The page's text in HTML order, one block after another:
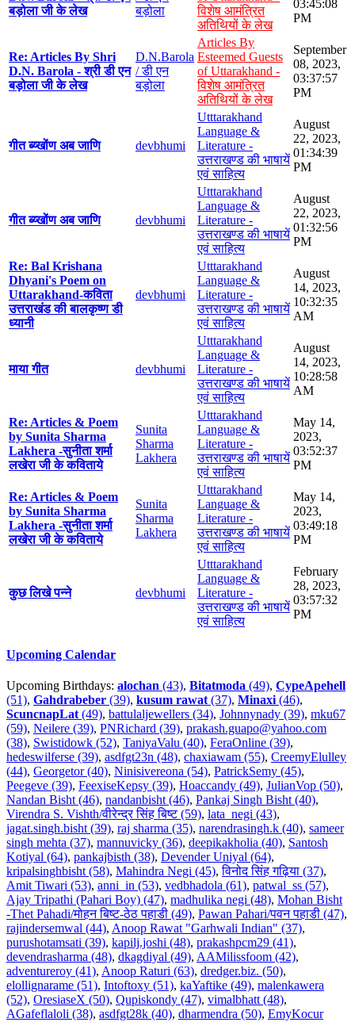
बड़ोला जी के लेख
बड़ोला
विशेष आमंत्रित
अतिथियों के लेख
03:45:08
PM
Re: Articles By Shri
D.N. Barola - श्री डी एन
बड़ोला जी के लेख
D.N.Barola
/ डी एन
बड़ोला
Articles By
Esteemed Guests
of Uttarakhand -
विशेष आमंत्रित
अतिथियों के लेख
September
08, 2023,
03:37:57
PM
गीत ब्य्खोंण अब जाणि devbhumi
Utttarakhand
Language &
Literature -
उत्तराखण्ड की भाषायें
एवं साहित्य
August
22, 2023,
01:34:39
PM
गीत ब्य्खोंण अब जाणि devbhumi
Utttarakhand
Language &
Literature -
उत्तराखण्ड की भाषायें
एवं साहित्य
August
22, 2023,
01:32:56
PM
Re: Bal Krishana
Dhyani's Poem on
Uttarakhand-कविता
उत्तराखंड की बालकृष्ण डी
ध्यानी
devbhumi
Utttarakhand
Language &
Literature -
उत्तराखण्ड की भाषायें
एवं साहित्य
August
14, 2023,
10:32:35
AM
माया गीत devbhumi
Utttarakhand
Language &
Literature -
उत्तराखण्ड की भाषायें
एवं साहित्य
August
14, 2023,
10:28:58
AM
Re: Articles & Poem
by Sunita Sharma
Lakhera -सुनीता शर्मा
लखेरा जी के कविताये
Sunita
Sharma
Lakhera
Utttarakhand
Language &
Literature -
उत्तराखण्ड की भाषायें
एवं साहित्य
May 14,
2023,
03:52:37
PM
Re: Articles & Poem
by Sunita Sharma
Lakhera -सुनीता शर्मा
लखेरा जी के कविताये
Sunita
Sharma
Lakhera
Utttarakhand
Language &
Literature -
उत्तराखण्ड की भाषायें
एवं साहित्य
May 14,
2023,
03:49:18
PM
कुछ लिखे पन्ने devbhumi
Utttarakhand
Language &
Literature -
उत्तराखण्ड की भाषायें
एवं साहित्य
February
28, 2023,
03:57:32
PM
Upcoming Calendar
Upcoming Birthdays: alochan (43), Bitatmoda (49), CypeApehell
(51), Gahdrabeber (39), kusum rawat(37), Minaxi(46),
ScuncnapLat(49), battulaljewellers (34), Johnnynady (39), mku67
(59), Neilere (39), PNRichard (39), prakash.guapo@yahoo.com
(38), Swistidowk (52), TaniyaValu (40), FeraOnline (39),
hedeswilferse (39), asdfgt23n (48), chaxiawam (55), CreemyElulley
(44), Georgetor (40), Ninisivereona (54), PatrickSemy (45),
Peegeve (39), FeexiseKepsy (39), Hoaccandy (49), JulianVop (50),
Nandan Bisht (46), nandanbisht (46), Pankaj Singh Bisht (40),
Virendra S. Vishth/वीरेन्द्र सिंह बिष्ट (59), lata_negi (43),
jagat.singh.bisht (39), raj sharma (35), narendrasingh.k (40), sameer
singh mehta (37), mannuvicky (36), deepikakholia (40), Santosh
Kotiyal (64), pankajbisth (38), Devender Uniyal (64),
kripalsinghbisht (58), Mahindra Negi (45),विनोद सिंह गढ़िया (37),
Amit Tiwari (53), anni_in (53), vedbhadola (61), patwal_ss (57),
Ajay Tripathi (Pahari Boy) (47), madhulika negi (48), Mohan Bisht
-Thet Pahadi/मोहन बिष्ट-ठेठ पहाडी (49), Pawan Pahari/पवन पहाडी (47),
rajindersemwal (44), Anoop Rawat "Garhwali Indian" (37),
purushotamsati (39), kapilj.joshi (48), prakashpcm29 (41),
devendrasharma (48), dkagdiyal (49), AAMilissfoom (42),
adventureroy (41), Anoop Raturi (63), dredger.biz. (50),
elollignarame (51), Intoftoxy (51), kaYaftike (49), malenkawera
(52), OresiaseX (50), Qupiskondy (47), vimalbhatt (48),
AGafeflaloli (38), asdfgt28k (40), dharmendra (50), EmyKocur